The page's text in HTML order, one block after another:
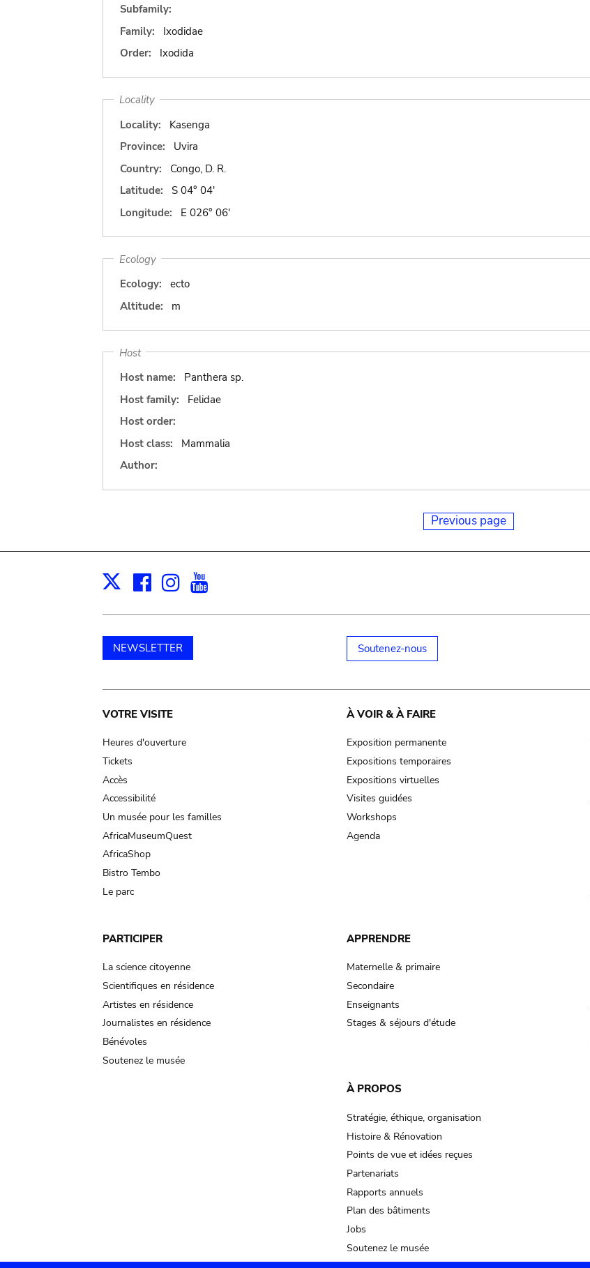
Subfamily:
Family:
Ixodidae
Order:
Ixodida
Locality
Locality:
Kasenga
Province:
Uvira
Country:
Congo, D. R.
Latitude:
S 04° 04'
Longitude:
E 026° 06'
Ecology
Ecology:
ecto
Altitude:
m
Host
Host name:
Panthera sp.
Host family:
Felidae
Host order:
Host class:
Mammalia
Author:
Previous page
X Facebook
Instagram
NEWSLETTER Soutenez-nous
Main
navigation
VOTRE VISITE
Heures d'ouverture
Tickets
Accès
Accessibilité
Un musée pour les familles
AfricaMuseumQuest
AfricaShop
Bistro Tembo
Le parc
À VOIR & À FAIRE
Exposition permanente
Expositions temporaires
Expositions virtuelles
Visites guidées
Workshops
Agenda
PARTICIPER
La science citoyenne
Scientifiques en résidence
Artistes en résidence
Journalistes en résidence
Bénévoles
Soutenez le musée
APPRENDRE
Maternelle & primaire
Secondaire
Enseignants
Stages & séjours d'étude
À PROPOS
Stratégie, éthique, organisation
Histoire & Rénovation
Points de vue et idées reçues
Partenariats
Rapports annuels
Plan des bâtiments
Jobs
Soutenez le musée